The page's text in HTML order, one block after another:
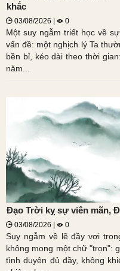
khắc
03/08/2026 | 0
Một suy ngẫm triết học về
vấn đề: một nghịch lý Ta
bền bỉ, kéo dài theo thời
năm...
Đạo Trời kỵ sự viên mãn,
03/08/2026 | 0
Suy ngẫm về lẽ đầy vơi
không mong một chữ "trọn":
tình duyên đủ đầy, không